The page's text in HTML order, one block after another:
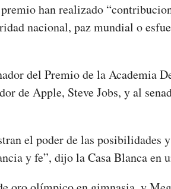
han realizado
nacional, paz mundial o
del Premio de la Academia
de Apple, Steve Jobs, y al
el poder de las posibilidades
y fe”, dijo la Casa Blanca en